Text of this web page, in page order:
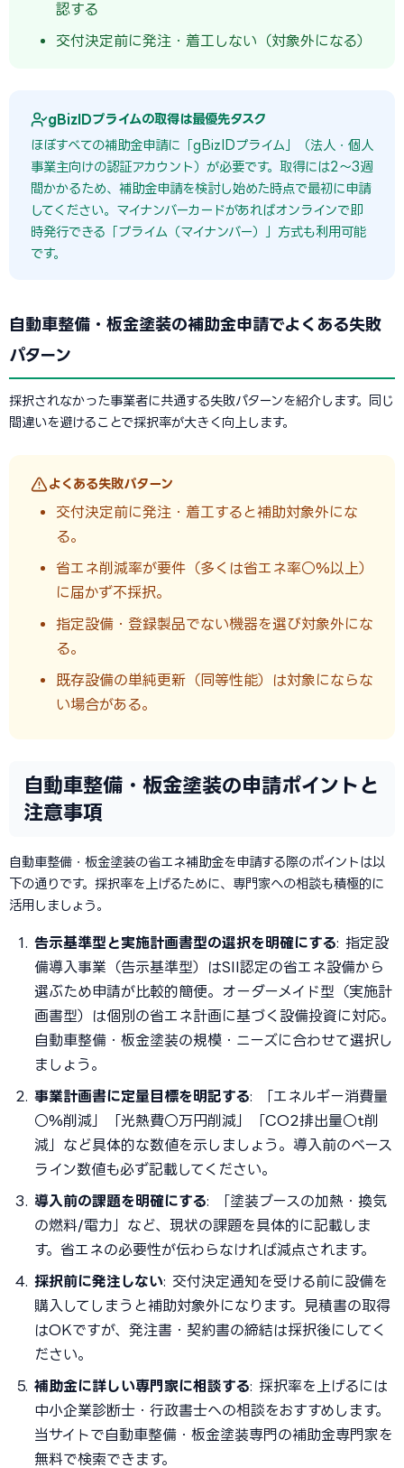
認する
交付決定前に発注・着工しない（対象外になる）
gBizIDプライムの取得は最優先タスク
ほぼすべての補助金申請に「gBizIDプライム」（法人・個人
事業主向けの認証アカウント）が必要です。取得には2〜3週
間かかるため、補助金申請を検討し始めた時点で最初に申請
してください。マイナンバーカードがあればオンラインで即
時発行できる「プライム（マイナンバー）」方式も利用可能
です。
自動車整備・板金塗装の補助金申請でよくある失敗
パターン
採択されなかった事業者に共通する失敗パターンを紹介します。同じ
間違いを避けることで採択率が大きく向上します。
よくある失敗パターン
交付決定前に発注・着工すると補助対象外にな
る。
省エネ削減率が要件（多くは省エネ率○%以上）
に届かず不採択。
指定設備・登録製品でない機器を選び対象外にな
る。
既存設備の単純更新（同等性能）は対象にならな
い場合がある。
自動車整備・板金塗装の申請ポイントと
注意事項
自動車整備・板金塗装の省エネ補助金を申請する際のポイントは以
下の通りです。採択率を上げるために、専門家への相談も積極的に
活用しましょう。
告示基準型と実施計画書型の選択を明確にする: 指定設
備導入事業（告示基準型）はSII認定の省エネ設備から
選ぶため申請が比較的簡便。オーダーメイド型（実施計
画書型）は個別の省エネ計画に基づく設備投資に対応。
自動車整備・板金塗装の規模・ニーズに合わせて選択し
ましょう。
事業計画書に定量目標を明記する: 「エネルギー消費量
○%削減」「光熱費○万円削減」「CO2排出量○t削
減」など具体的な数値を示しましょう。導入前のベース
ライン数値も必ず記載してください。
導入前の課題を明確にする: 「塗装ブースの加熱・換気
の燃料/電力」など、現状の課題を具体的に記載しま
す。省エネの必要性が伝わらなければ減点されます。
採択前に発注しない: 交付決定通知を受ける前に設備を
購入してしまうと補助対象外になります。見積書の取得
はOKですが、発注書・契約書の締結は採択後にしてく
ださい。
補助金に詳しい専門家に相談する: 採択率を上げるには
中小企業診断士・行政書士への相談をおすすめします。
当サイトで自動車整備・板金塗装専門の補助金専門家を
無料で検索できます。